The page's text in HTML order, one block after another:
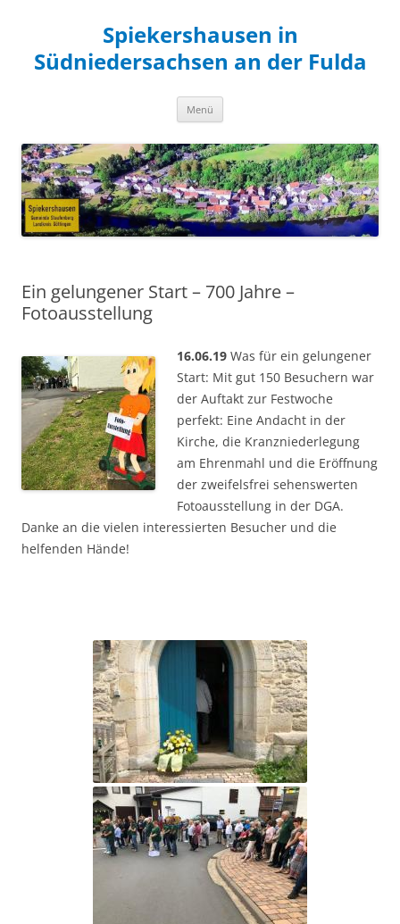
Spiekershausen in
Südniedersachsen an der Fulda
Menü
Ein gelungener Start – 700 Jahre –
Fotoausstellung
16.06.19 Was für ein gelungener
Start: Mit gut 150 Besuchern war
der Auftakt zur Festwoche
perfekt: Eine Andacht in der
Kirche, die Kranzniederlegung
am Ehrenmahl und die Eröffnung
der zweifelsfrei sehenswerten
Fotoausstellung in der DGA.
Danke an die vielen interessierten Besucher und die
helfenden Hände!